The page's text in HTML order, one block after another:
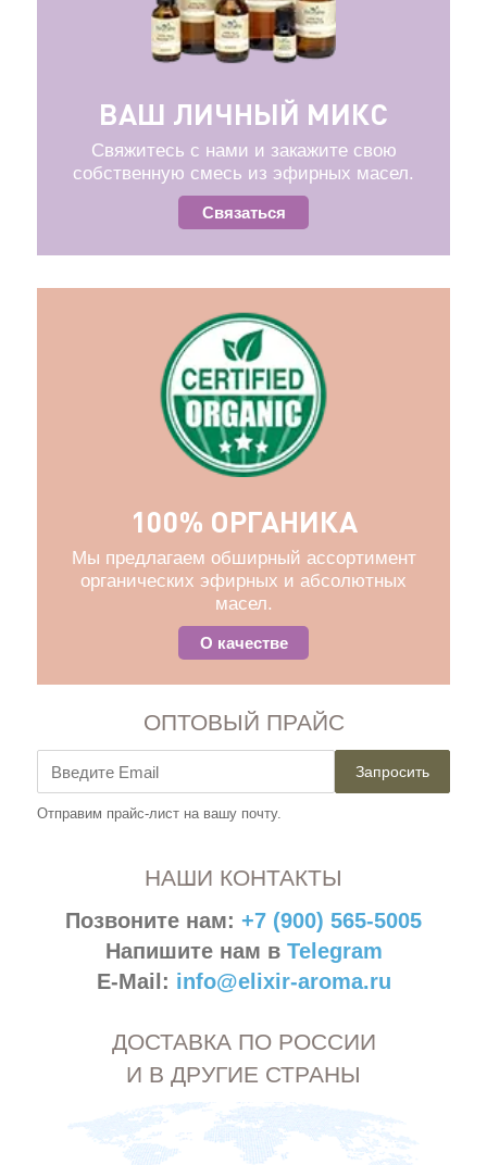
ВАШ ЛИЧНЫЙ МИКС
Свяжитесь с нами и закажите свою
собственную смесь из эфирных масел.
Связаться
100% ОРГАНИКА
Мы предлагаем обширный ассортимент
органических эфирных и абсолютных
масел.
О качестве
ОПТОВЫЙ ПРАЙС
Запросить
Отправим прайс-лист на вашу почту.
НАШИ КОНТАКТЫ
Позвоните нам: +7 (900) 565-5005
Напишите нам в Telegram
E-Mail: info@elixir-aroma.ru
ДОСТАВКА ПО РОССИИ
И В ДРУГИЕ СТРАНЫ